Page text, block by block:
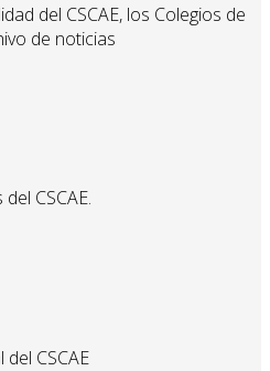
del CSCAE, los Colegios de
de noticias
CSCAE.
CSCAE